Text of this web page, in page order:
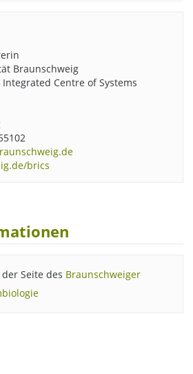
Braunschweig
Integrated Centre of Systems
brics
Seite des Braunschweiger